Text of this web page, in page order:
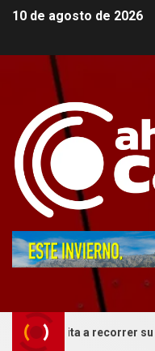
10 de agosto de 2026
a recorrer su historia